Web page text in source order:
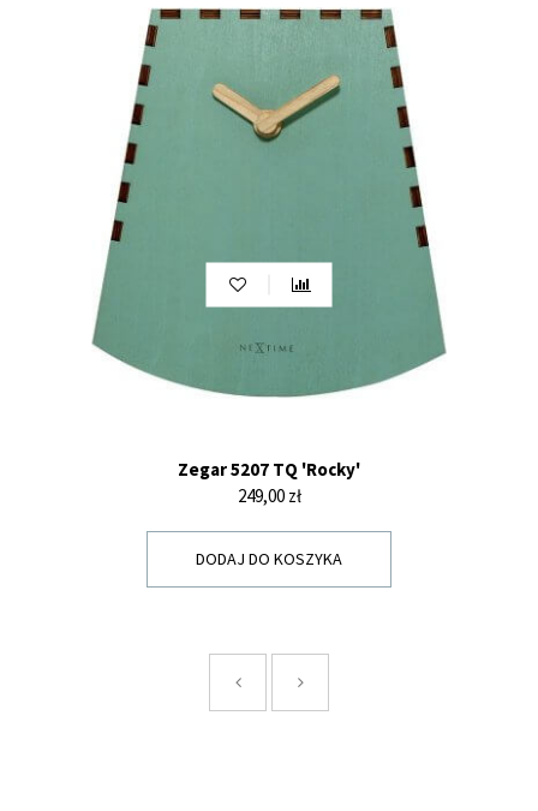
Zegar 5207 TQ 'Rocky'
Cena
249,00 zł
DODAJ DO KOSZYKA